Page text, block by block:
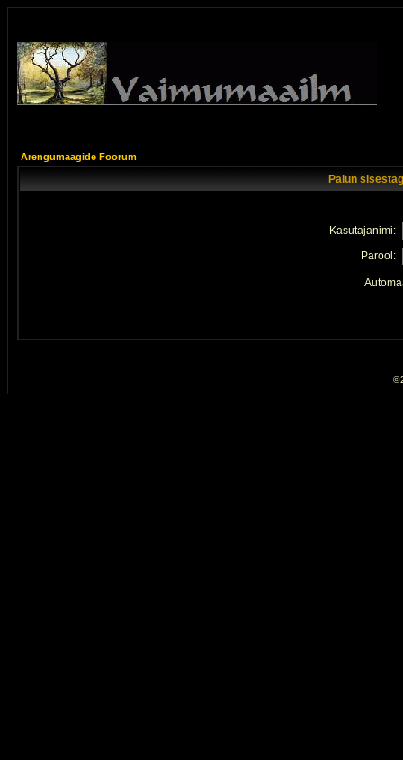
Arengumaagide Foorum
Palun
Kasutajanimi:
Parool:
©